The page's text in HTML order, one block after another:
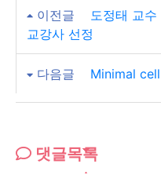
이전글
도정태 교
교강사 선정
다음글
Minimal
댓글목록